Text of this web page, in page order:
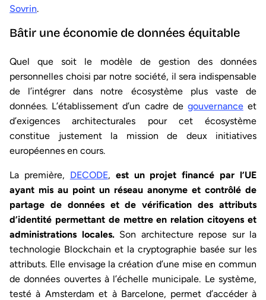
Sovrin.
Bâtir une économie de données équitable
Quel que soit le modèle de gestion des données
personnelles choisi par notre société, il sera indispensable
de l’intégrer dans notre écosystème plus vaste de
données. L’établissement d’un cadre de gouvernanceet
d’exigences architecturales pour cet écosystème
constitue justement la mission de deux initiatives
européennes en cours.
La première, DECODE, est un projet financé par l’UE
ayant mis au point un réseau anonyme et contrôlé de
partage de données et de vérification des attributs
d’identité permettant de mettre en relation citoyens et
administrations locales.Son architecture repose sur la
technologie Blockchain et la cryptographie basée sur les
attributs. Elle envisage la création d’une mise en commun
de données ouvertes à l’échelle municipale. Le système,
testé à Amsterdam et à Barcelone, permet d’accéder à